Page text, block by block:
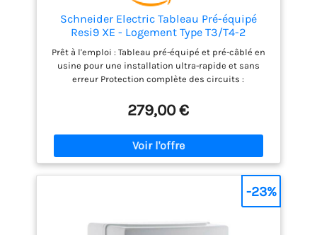
Schneider Electric Tableau Pré-équipé
Resi9 XE - Logement Type T3/T4-2
Rangées - 13 Modules - R9HPNFC15127P
Prêt à l'emploi : Tableau pré-équipé et pré-câblé en
usine pour une installation ultra-rapide et sans
erreur Protection complète des circuits :
différentiels intégrés pour sécuriser l'ensemble des
circuits domestiques de votre logement
Configuration adaptée aux logements T3/T4 :
Comprend 12 disjoncteurs (3x10A, 5x16A, 3x20A,
1x32A) et 2 interrupteurs différentiels 63A (1x63A
type AC et 1x63A type A) pour protéger tous les
circuits essentiels Coffret en saillie de qualité :
protection IP30 Conformité et fiabilité : Conforme
279,00 €
-23%